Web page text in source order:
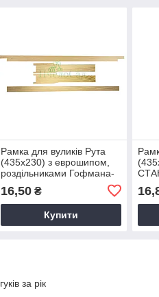
Рамка для вуликів Рута
(435х230) з еврошипом,
роздільниками Гофмана-
16,50₴
Купити
за рік